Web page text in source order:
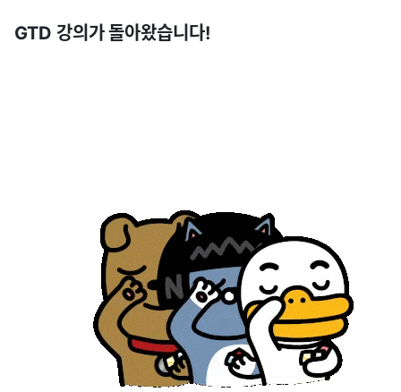
GTD 강의가 돌아왔습니다!